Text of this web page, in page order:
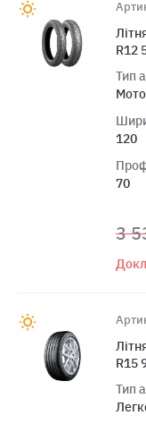
R12
Тип
Мото
120
70
3
R15
Тип